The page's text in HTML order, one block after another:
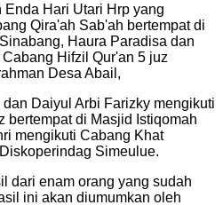
Enda Hari Utari Hrp yang
Qira'ah Sab'ah bertempat di
Haura Paradisa dan
Hifzil Qur'an 5 juz
Desa Abail,
Daiyul Arbi Farizky mengikuti
bertempat di Masjid Istiqomah
mengikuti Cabang Khat
Simeulue.
dari enam orang yang sudah
ini akan diumumkan oleh